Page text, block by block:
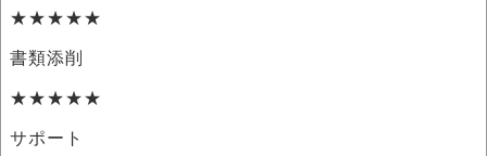
★★★★★
書類添削
★★★★★
サポート